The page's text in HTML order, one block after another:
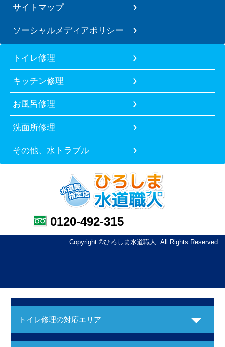
サイトマップ
ソーシャルメディアポリシー
トイレ修理
キッチン修理
お風呂修理
洗面所修理
その他、水トラブル
0120-492-315
Copyright ©ひろしま水道職人. All Rights Reserved.
トイレ修理の対応エリア